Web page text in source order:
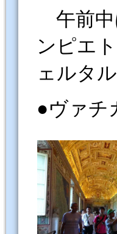
午前
ンピエ
ェルタ
●ヴァチ